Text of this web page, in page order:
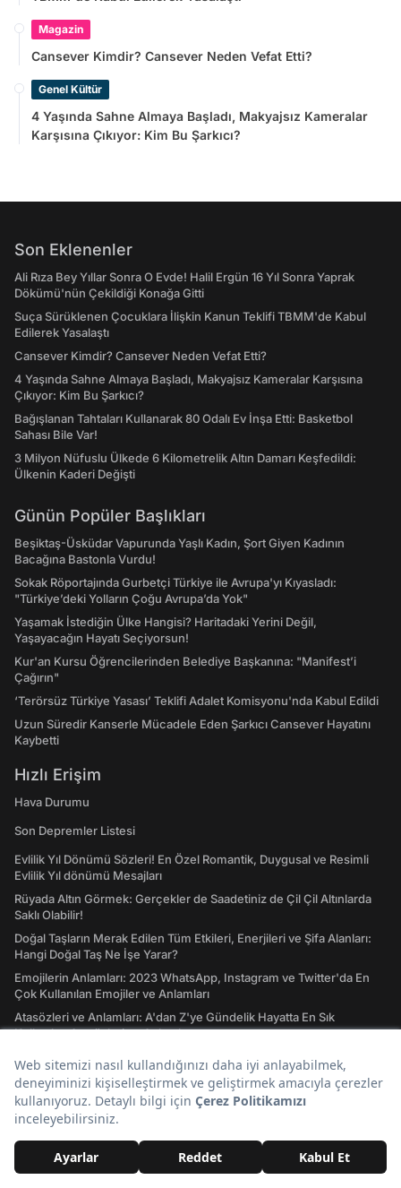
Magazin
Cansever Kimdir? Cansever Neden Vefat Etti?
Genel Kültür
4 Yaşında Sahne Almaya Başladı, Makyajsız Kameralar
Karşısına Çıkıyor: Kim Bu Şarkıcı?
Son Eklenenler
Ali Rıza Bey Yıllar Sonra O Evde! Halil Ergün 16 Yıl Sonra Yaprak
Dökümü'nün Çekildiği Konağa Gitti
Suça Sürüklenen Çocuklara İlişkin Kanun Teklifi TBMM'de Kabul
Edilerek Yasalaştı
Cansever Kimdir? Cansever Neden Vefat Etti?
4 Yaşında Sahne Almaya Başladı, Makyajsız Kameralar Karşısına
Çıkıyor: Kim Bu Şarkıcı?
Bağışlanan Tahtaları Kullanarak 80 Odalı Ev İnşa Etti: Basketbol
Sahası Bile Var!
3 Milyon Nüfuslu Ülkede 6 Kilometrelik Altın Damarı Keşfedildi:
Ülkenin Kaderi Değişti
Günün Popüler Başlıkları
Beşiktaş-Üsküdar Vapurunda Yaşlı Kadın, Şort Giyen Kadının
Bacağına Bastonla Vurdu!
Sokak Röportajında Gurbetçi Türkiye ile Avrupa'yı Kıyasladı:
"Türkiye’deki Yolların Çoğu Avrupa’da Yok"
Yaşamak İstediğin Ülke Hangisi? Haritadaki Yerini Değil,
Yaşayacağın Hayatı Seçiyorsun!
Kur'an Kursu Öğrencilerinden Belediye Başkanına: "Manifest’i
Çağırın"
‘Terörsüz Türkiye Yasası’ Teklifi Adalet Komisyonu'nda Kabul Edildi
Uzun Süredir Kanserle Mücadele Eden Şarkıcı Cansever Hayatını
Kaybetti
Hızlı Erişim
Hava Durumu
Son Depremler Listesi
Evlilik Yıl Dönümü Sözleri! En Özel Romantik, Duygusal ve Resimli
Evlilik Yıl dönümü Mesajları
Rüyada Altın Görmek: Gerçekler de Saadetiniz de Çil Çil Altınlarda
Saklı Olabilir!
Doğal Taşların Merak Edilen Tüm Etkileri, Enerjileri ve Şifa Alanları:
Hangi Doğal Taş Ne İşe Yarar?
Emojilerin Anlamları: 2023 WhatsApp, Instagram ve Twitter'da En
Çok Kullanılan Emojiler ve Anlamları
Atasözleri ve Anlamları: A'dan Z'ye Gündelik Hayatta En Sık
Kullanılan Atasözleri ve Anlamları
ve Oynama Yönleri
Tarot Kartları ve Anlamları Nelerdir? Majör ve Minör Arkana Desteleri
İle Tılsımlı Bir Dünyaya Giriş
Hesaplanır?
İdeal Kilo Nedir? İdeal Kilo Hesaplama Nasıl Yapılır?